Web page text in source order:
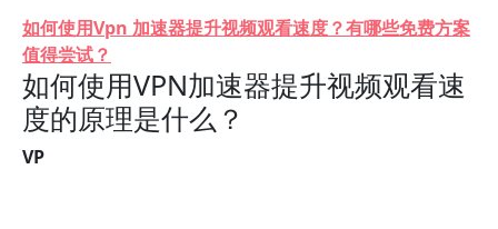
如何使用Vpn 加速器提升视频观看速度？有哪些免费方案
值得尝试？
如何使用VPN加速器提升视频观看速
度的原理是什么？
VP